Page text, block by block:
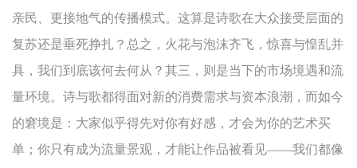
亲民、更接地气的传播模式。这算是诗歌在大众接受层面的
复苏还是垂死挣扎？总之，火花与泡沫齐飞，惊喜与惶乱并
具，我们到底该何去何从？其三，则是当下的市场境遇和流
量环境。诗与歌都得面对新的消费需求与资本浪潮，而如今
的窘境是：大家似乎得先对你有好感，才会为你的艺术买
单；你只有成为流量景观，才能让作品被看见——我们都像